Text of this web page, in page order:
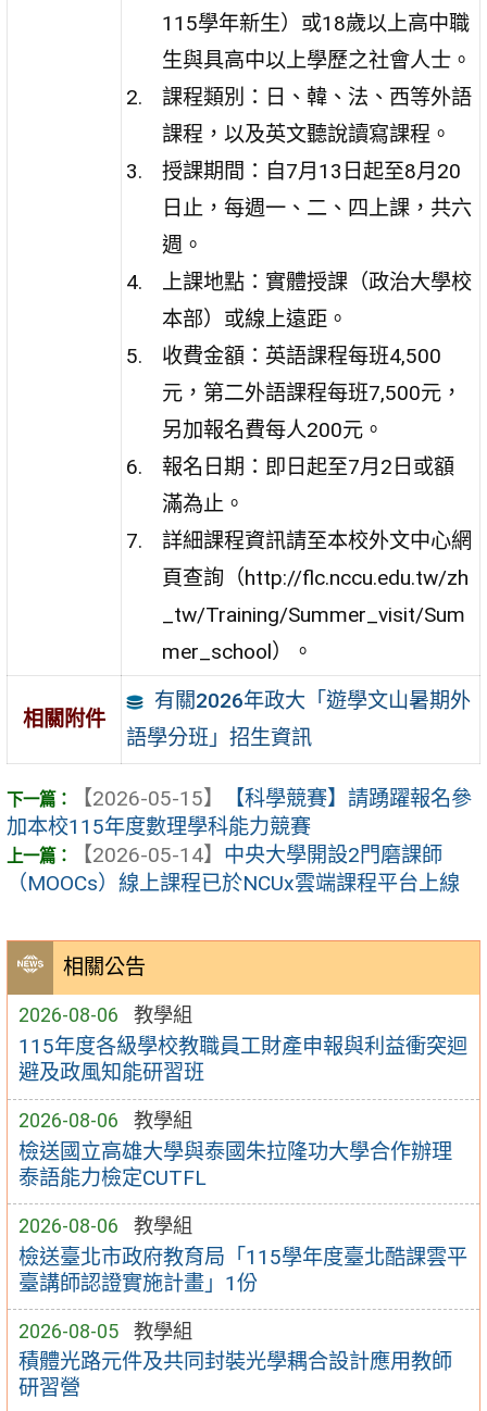
相關公告
2026-08-06 教學組
115年度各級學校教職員工財產申報與利益衝突迴
避及政風知能研習班
2026-08-06 教學組
檢送國立高雄大學與泰國朱拉隆功大學合作辦理
泰語能力檢定CUTFL
2026-08-06 教學組
檢送臺北市政府教育局「115學年度臺北酷課雲平
臺講師認證實施計畫」1份
2026-08-05 教學組
積體光路元件及共同封裝光學耦合設計應用教師
研習營
115學年新生）或18歲以上高中職
生與具高中以上學歷之社會人士。
課程類別：日、韓、法、西等外語
課程，以及英文聽說讀寫課程。
授課期間：自7月13日起至8月20
日止，每週一、二、四上課，共六
週。
上課地點：實體授課（政治大學校
本部）或線上遠距。
收費金額：英語課程每班4,500
元，第二外語課程每班7,500元，
另加報名費每人200元。
報名日期：即日起至7月2日或額
滿為止。
詳細課程資訊請至本校外文中心網
頁查詢（http://flc.nccu.edu.tw/zh
_tw/Training/Summer_visit/Sum
mer_school）。
相關附件
有關2026年政大「遊學文山暑期外
語學分班」招生資訊
【2026-05-15】
【科學競賽】請踴躍報名參
加本校115年度數理學科能力競賽
【2026-05-14】 中央大學開設2門磨課師
（MOOCs）線上課程已於NCUx雲端課程平台上線